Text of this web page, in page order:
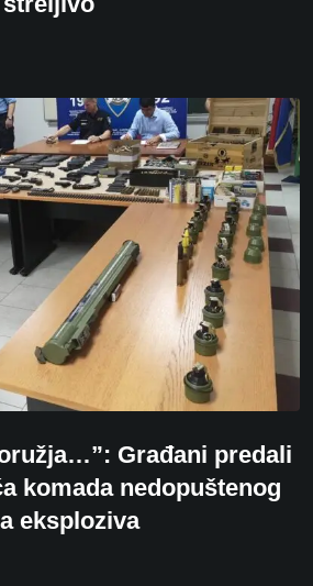
Građani predali
komada nedopuštenog
eksploziva